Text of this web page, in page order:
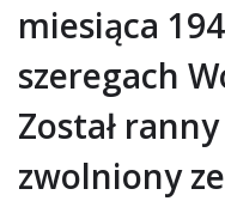
miesiąca
szeregach
Został
zwolniony